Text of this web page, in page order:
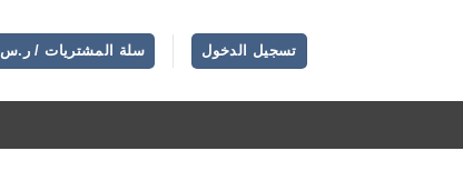
تسجيل الدخول سلة المشتريات / ر.س